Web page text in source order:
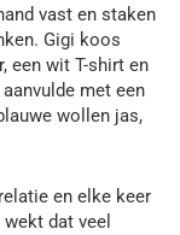
vast en staken
Gigi koos
een wit T-shirt en
met een
wollen jas,
en elke keer
dat veel